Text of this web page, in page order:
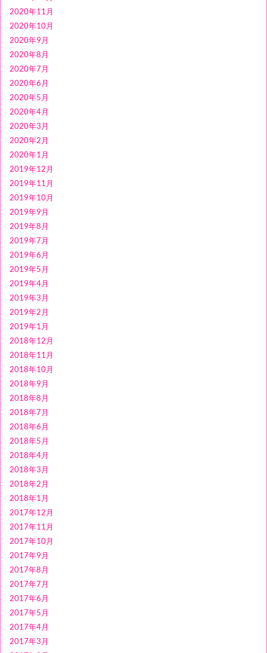
2020年11月
2020年10月
2020年9月
2020年8月
2020年7月
2020年6月
2020年5月
2020年4月
2020年3月
2020年2月
2020年1月
2019年12月
2019年11月
2019年10月
2019年9月
2019年8月
2019年7月
2019年6月
2019年5月
2019年4月
2019年3月
2019年2月
2019年1月
2018年12月
2018年11月
2018年10月
2018年9月
2018年8月
2018年7月
2018年6月
2018年5月
2018年4月
2018年3月
2018年2月
2018年1月
2017年12月
2017年11月
2017年10月
2017年9月
2017年8月
2017年7月
2017年6月
2017年5月
2017年4月
2017年3月